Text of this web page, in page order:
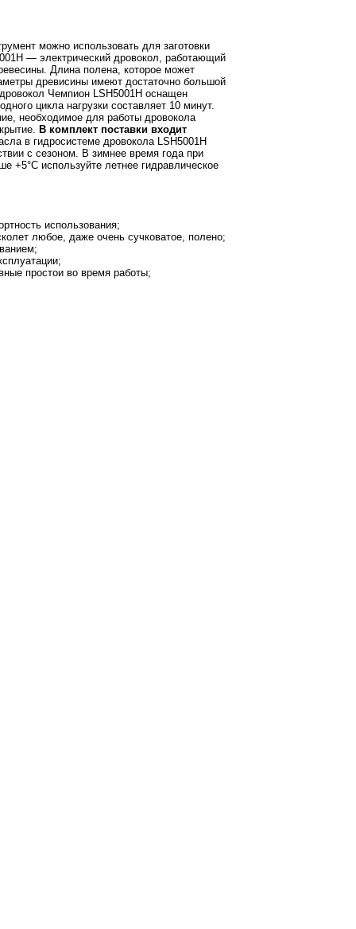
можно использовать для заготовки
— электрический дровокол, работающий
Длина полена, которое может
древисины имеют достаточно большой
Чемпион LSH5001H оснащен
цикла нагрузки составляет 10 минут.
необходимое для работы дровокола
В комплект поставки входит
в гидросистеме дровокола LSH5001H
с сезоном. В зимнее время года при
+5°C используйте летнее гидравлическое
использования;
любое, даже очень сучковатое, полено;
простои во время работы;